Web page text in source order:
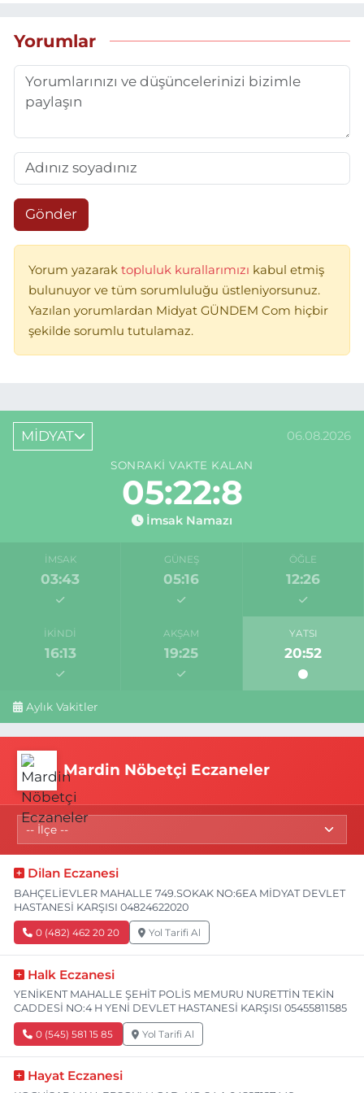
Yorumlar
Gönder
Yorum yazarak topluluk kurallarımızı kabul etmiş
bulunuyor ve tüm sorumluluğu üstleniyorsunuz.
Yazılan yorumlardan Midyat GÜNDEM Com hiçbir
şekilde sorumlu tutulamaz.
MİDYAT 06.08.2026
SONRAKI VAKTE KALAN
05:22:8
İmsak Namazı
İMSAK
03:43
GÜNEŞ
05:16
ÖĞLE
12:26
İKINDI
16:13
AKŞAM
19:25
YATSI
20:52
Aylık Vakitler
Mardin Nöbetçi Eczaneler
Dilan Eczanesi
BAHÇELİEVLER MAHALLE 749.SOKAK NO:6EA MİDYAT DEVLET
HASTANESİ KARŞISI 04824622020
0 (482) 462 20 20 Yol Tarifi Al
Halk Eczanesi
YENİKENT MAHALLE ŞEHİT POLİS MEMURU NURETTİN TEKİN
CADDESİ NO:4 H YENİ DEVLET HASTANESİ KARŞISI 05455811585
0 (545) 581 15 85 Yol Tarifi Al
Hayat Eczanesi